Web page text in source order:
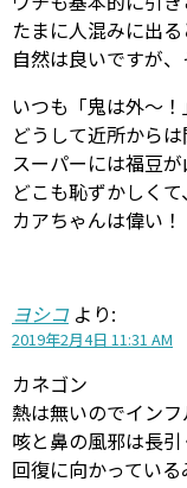
たまに人混みに出
自然は良いですが
いつも「鬼は外〜
どうして近所から
スーパーには福豆
どこも恥ずかしく
カアちゃんは偉い！
ヨシコ より:
2019年2月4日 11:31 AM
カネゴン
熱は無いのでインフ
咳と鼻の風邪は長
回復に向かっている